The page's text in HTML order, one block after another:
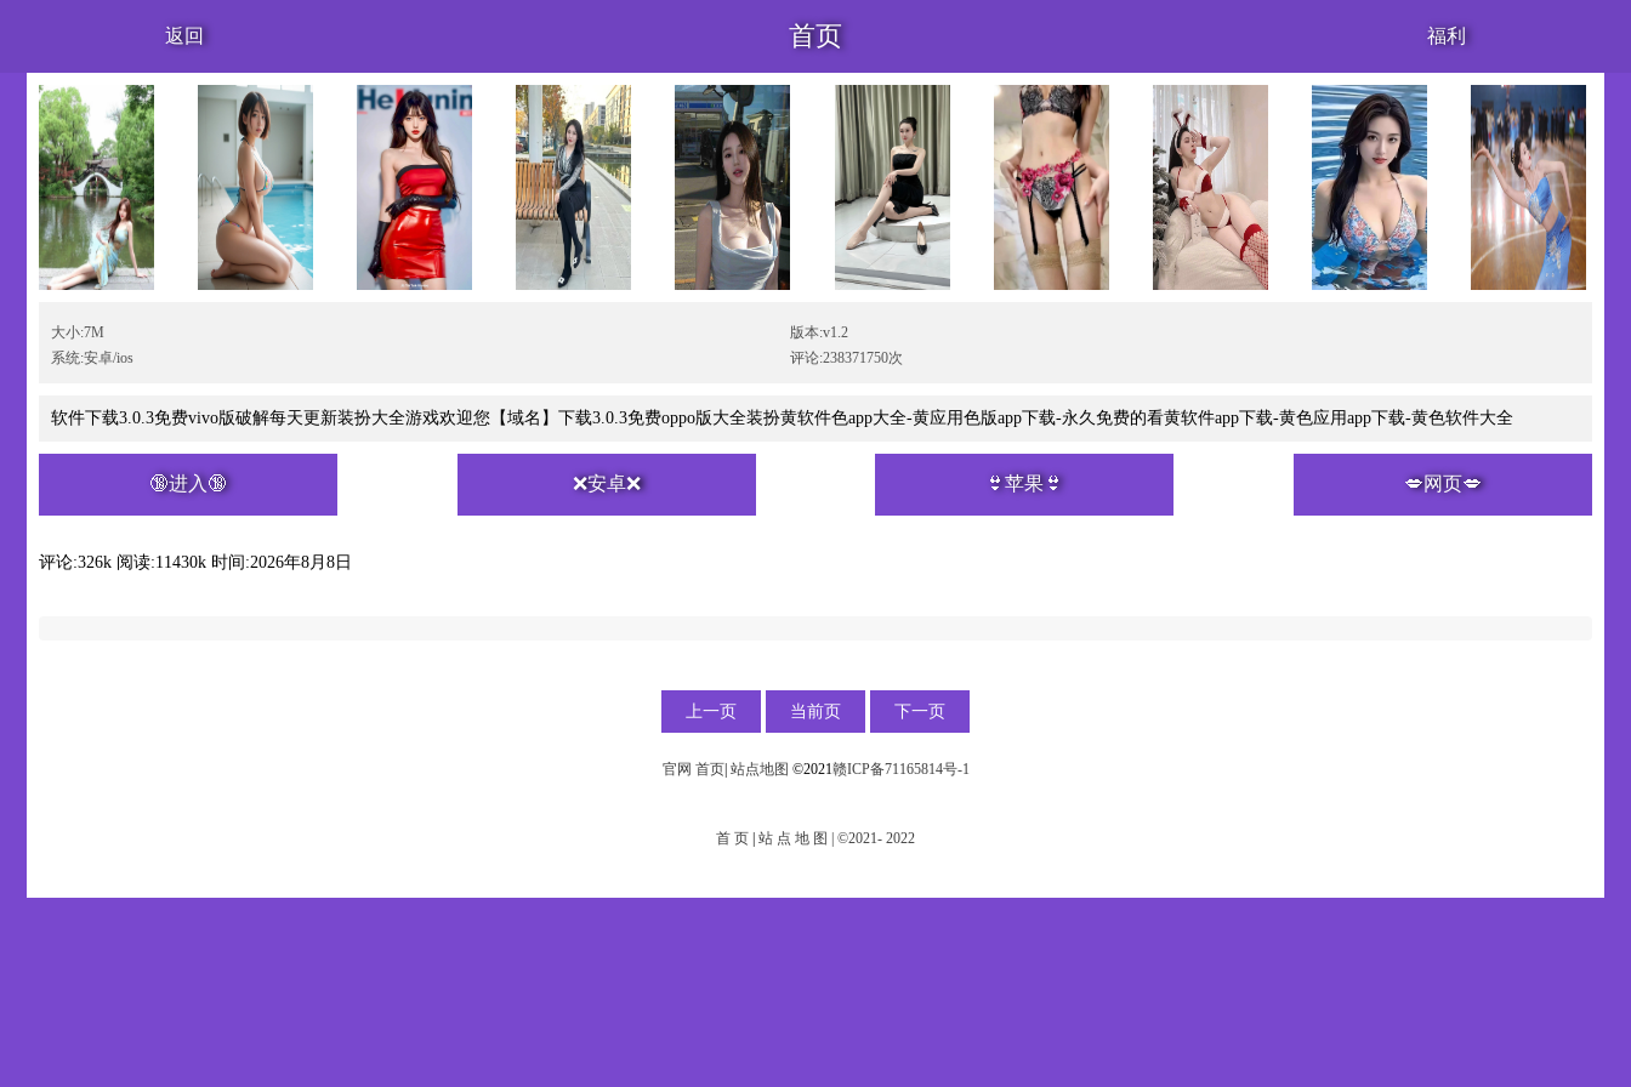
返回 首页 福利
大小:7M
版本:v1.2
系统:安卓/ios
评论:238371750次
软件下载3.0.3免费vivo版破解每天更新装扮大全游戏欢迎您【域名】下载3.0.3免费oppo版大全装扮黄软件色app大全-黄应用色版app下载-永久免费的看黄软件app下载-黄色应用app下载-黄色软件大全
🔞进入🔞 ❌安卓❌ 👙苹果👙 💋网页💋
评论:326k 阅读:11430k 时间:2026年8月8日
上一页 当前页 下一页
官网 首页| 站点地图 ©2021赣ICP备71165814号-1
首 页 | 站 点 地 图 | ©2021- 2022